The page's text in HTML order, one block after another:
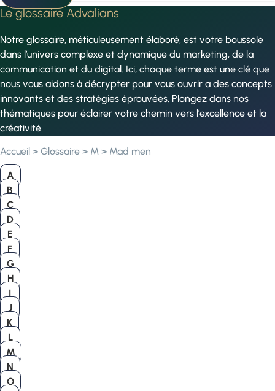
Le glossaire Advalians
Notre glossaire, méticuleusement élaboré, est votre boussole
dans l’univers complexe et dynamique du marketing, de la
communication et du digital. Ici, chaque terme est une clé que
nous vous aidons à décrypter pour vous ouvrir a des concepts
innovants et des stratégies éprouvées. Plongez dans nos
thématiques pour éclairer votre chemin vers l’excellence et la
créativité.
Accueil > Glossaire > M > Mad men
A
B
C
D
E
F
G
H
I
J
K
L
M
N
O